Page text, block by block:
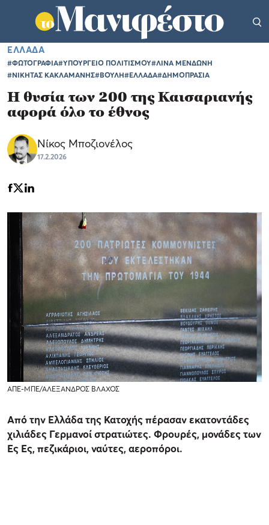
ΕΛΛΑΔΑ
#ΦΩΤΟΓΡΑΦΙΑ#ΥΠΟΥΡΓΕΙΟ ΠΟΛΙΤΙΣΜΟΥ#ΛΙΝΑ ΜΕΝΔΩΝΗ
#ΝΙΚΗΤΑΣ ΚΑΚΛΑΜΑΝΗΣ#ΒΟΥΛΗ#ΕΛΛΑΔΑ#ΔΗΜΟΠΡΑΣΙΑ
Η θυσία των 200 της Καισαριανής
αφορά όλο το έθνος
Νίκος Μποζιονέλος
17.2.2026
ΑΠΕ-ΜΠΕ/ΑΛΕΞΑΝΔΡΟΣ ΒΛΑΧΟΣ
Από την Ελλάδα της Κατοχής πέρασαν εκατοντάδες
χιλιάδες Γερμανοί στρατιώτες. Φρουρές, μονάδες των
Ες Ες, πεζικάριοι, ναύτες, αεροπόροι.